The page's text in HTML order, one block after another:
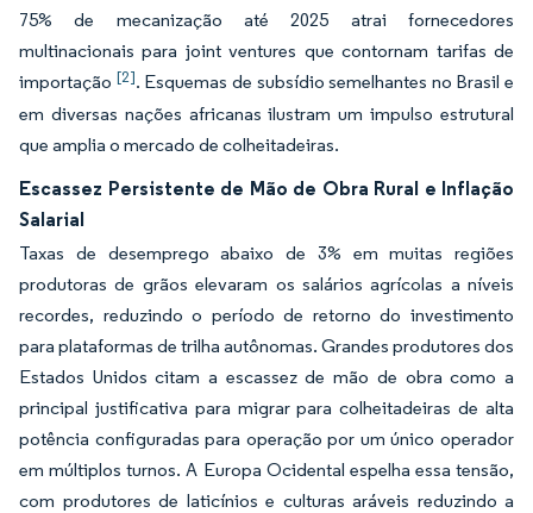
75% de mecanização até 2025 atrai fornecedores
multinacionais para joint ventures que contornam tarifas de
importação [2]. Esquemas de subsídio semelhantes no Brasil e
em diversas nações africanas ilustram um impulso estrutural
que amplia o mercado de colheitadeiras.
Escassez Persistente de Mão de Obra Rural e Inflação
Salarial
Taxas de desemprego abaixo de 3% em muitas regiões
produtoras de grãos elevaram os salários agrícolas a níveis
recordes, reduzindo o período de retorno do investimento
para plataformas de trilha autônomas. Grandes produtores dos
Estados Unidos citam a escassez de mão de obra como a
principal justificativa para migrar para colheitadeiras de alta
potência configuradas para operação por um único operador
em múltiplos turnos. A Europa Ocidental espelha essa tensão,
com produtores de laticínios e culturas aráveis reduzindo a